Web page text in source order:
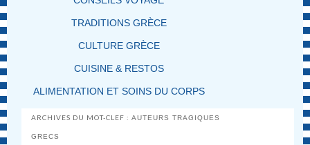
TRADITIONS GRÈCE
CULTURE GRÈCE
CUISINE & RESTOS
ALIMENTATION ET SOINS DU CORPS
ARCHIVES DU MOT-CLEF :AUTEURS TRAGIQUES
GRECS